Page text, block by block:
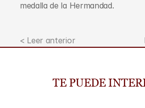
medalla de la Hermandad.
< Leer anterior
TE PUEDE